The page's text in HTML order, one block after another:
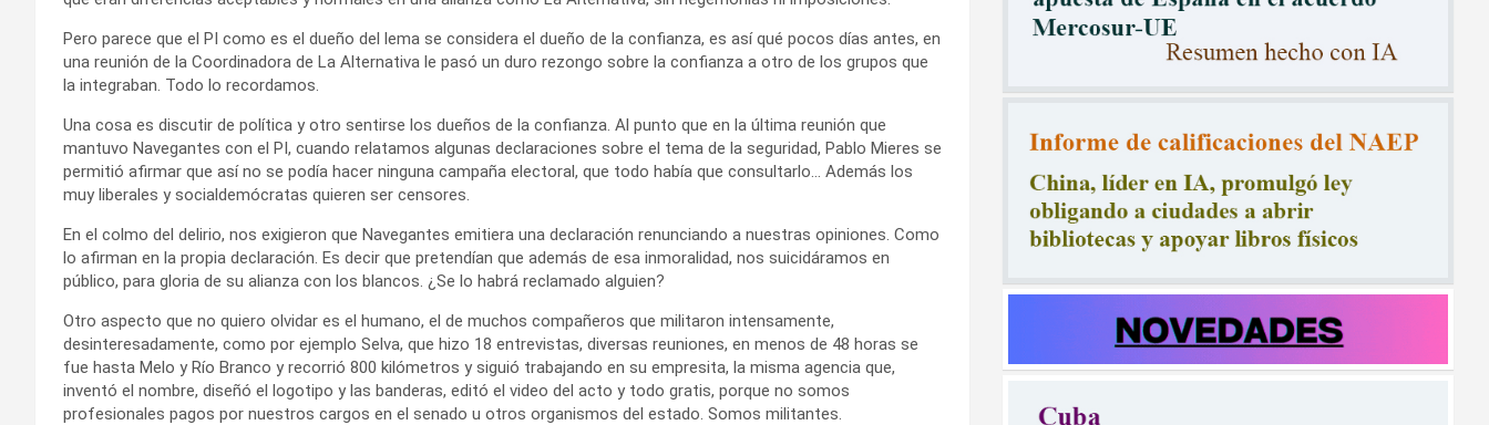
Pero parece que el PI como es el dueño del lema se considera el dueño de la confianza, es así qué pocos días antes, en
una reunión de la Coordinadora de La Alternativa le pasó un duro rezongo sobre la confianza a otro de los grupos que
la integraban. Todo lo recordamos.
Una cosa es discutir de política y otro sentirse los dueños de la confianza. Al punto que en la última reunión que
mantuvo Navegantes con el PI, cuando relatamos algunas declaraciones sobre el tema de la seguridad, Pablo Mieres se
permitió afirmar que así no se podía hacer ninguna campaña electoral, que todo había que consultarlo… Además los
muy liberales y socialdemócratas quieren ser censores.
En el colmo del delirio, nos exigieron que Navegantes emitiera una declaración renunciando a nuestras opiniones. Como
lo afirman en la propia declaración. Es decir que pretendían que además de esa inmoralidad, nos suicidáramos en
público, para gloria de su alianza con los blancos. ¿Se lo habrá reclamado alguien?
Otro aspecto que no quiero olvidar es el humano, el de muchos compañeros que militaron intensamente,
desinteresadamente, como por ejemplo Selva, que hizo 18 entrevistas, diversas reuniones, en menos de 48 horas se
fue hasta Melo y Río Branco y recorrió 800 kilómetros y siguió trabajando en su empresita, la misma agencia que,
inventó el nombre, diseñó el logotipo y las banderas, editó el video del acto y todo gratis, porque no somos
profesionales pagos por nuestros cargos en el senado u otros organismos del estado. Somos militantes.